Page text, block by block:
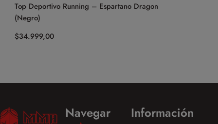
Top Deportivo Running – Espartano Dragon
(Negro)
$34.999,00
Navegar Información